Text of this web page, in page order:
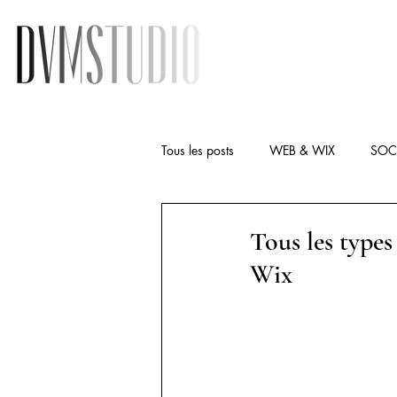
Tous les posts WEB & WIX
Tous les
Wix